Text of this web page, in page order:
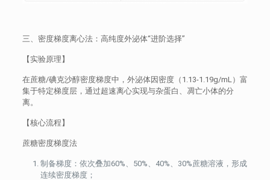
三、密度梯度离心法：高纯度外泌体“进阶选择”
【实验原理】
在蔗糖/碘克沙醇密度梯度中，外泌体因密度（1.13-1.19g/mL）富
集于特定梯度层，通过超速离心实现与杂蛋白、凋亡小体的分
离。
【核心流程】
蔗糖密度梯度法
制备梯度：依次叠加60%、50%、40%、30%蔗糖溶液，形成
连续密度梯度；